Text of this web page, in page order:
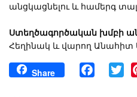
անցկացնելու և համերգ
Ստեղծագործական խմբի
Հեղինակ և վարող Անահիտ
Share Facebook